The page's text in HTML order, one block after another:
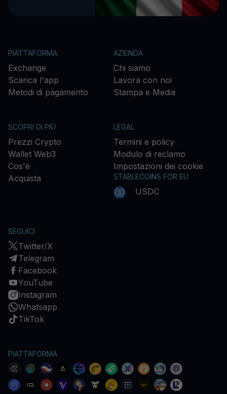
PIATTAFORMA
Exchange
Scarica l'app
Metodi di pagamento
AZIENDA
Chi siamo
Lavora con noi
Stampa e Media
SCOPRI DI PIÙ
Prezzi Crypto
Wallet Web3
Cos'è
Acquista
LEGAL
Termini e policy
Modulo di reclamo
Impostazioni dei cookie
STABLECOINS FOR EU
USDC
SEGUICI
Twitter/X
Telegram
Facebook
YouTube
Instagram
Whatsapp
TikTok
PIATTAFORMA